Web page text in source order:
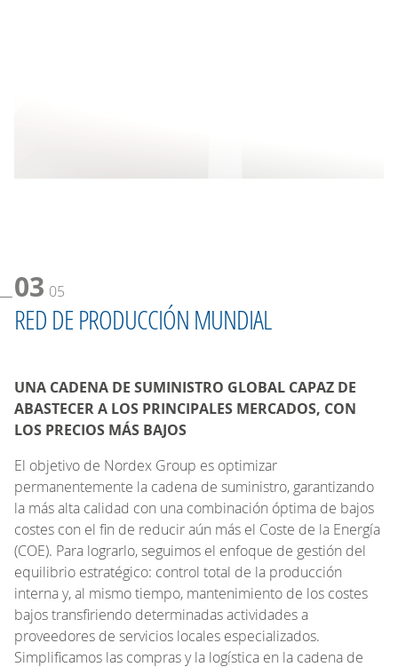
03 05
RED DE PRODUCCIÓN MUNDIAL
UNA CADENA DE SUMINISTRO GLOBAL CAPAZ DE
ABASTECER A LOS PRINCIPALES MERCADOS, ​CON
LOS PRECIOS MÁS BAJOS
El objetivo de Nordex Group es optimizar
permanentemente la cadena de suministro, garantizando
la más alta calidad con una combinación óptima de bajos
costes con el fin de reducir aún más el Coste de la Energía
(COE). Para lograrlo, seguimos el enfoque de gestión del
equilibrio estratégico: control total de la producción
interna y, al mismo tiempo, mantenimiento de los costes
bajos transfiriendo determinadas actividades a
proveedores de servicios locales especializados.
Simplificamos las compras y la logística en la cadena de